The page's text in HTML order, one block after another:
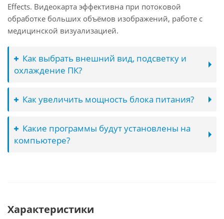
Effects. Видеокарта эффективна при потоковой
обработке больших объёмов изображений, работе с
медицинской визуализацией.
Как выбрать внешний вид, подсветку и
охлаждение ПК?
Как увеличить мощность блока питания?
Какие программы будут установлены на
компьютере?
Характеристики